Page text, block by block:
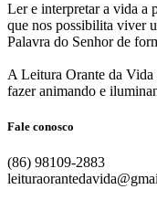
Ler e interpretar a vida a
que nos possibilita viver
Palavra do Senhor de
A Leitura Orante da Vida
fazer animando e
Fale conosco
(86) 98109-2883